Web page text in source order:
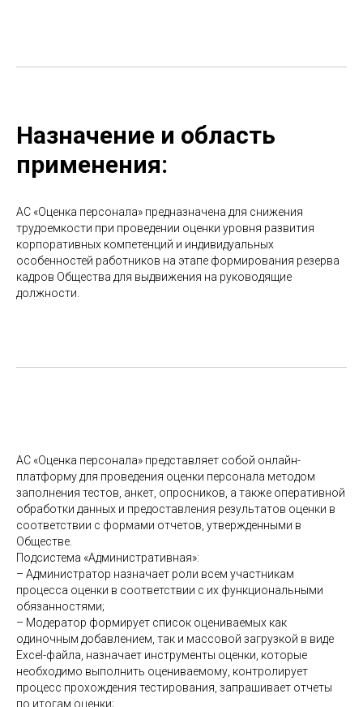
Назначение и область
применения:
АС «Оценка персонала» предназначена для снижения
трудоемкости при проведении оценки уровня развития
корпоративных компетенций и индивидуальных
особенностей работников на этапе формирования резерва
кадров Общества для выдвижения на руководящие
должности.
АС «Оценка персонала» представляет собой онлайн-
платформу для проведения оценки персонала методом
заполнения тестов, анкет, опросников, а также оперативной
обработки данных и предоставления результатов оценки в
соответствии с формами отчетов, утвержденными в
Обществе.
Подсистема «Административная»:
– Администратор назначает роли всем участникам
процесса оценки в соответствии с их функциональными
обязанностями;
– Модератор формирует список оцениваемых как
одиночным добавлением, так и массовой загрузкой в виде
Excel-файла, назначает инструменты оценки, которые
необходимо выполнить оцениваемому, контролирует
процесс прохождения тестирования, запрашивает отчеты
по итогам оценки;